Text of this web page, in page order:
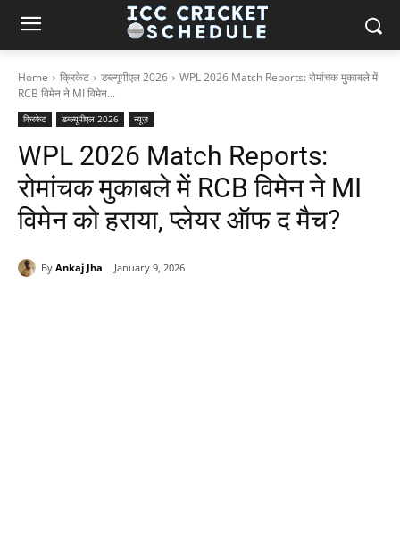
Home क्रिकेट डब्ल्यूपीएल 2026
WPL 2026 Match Reports: रोमांचक मुकाबले में
RCB विमेन ने MI विमेन...
क्रिकेट डब्ल्यूपीएल 2026 न्यूज़
WPL 2026 Match Reports:
रोमांचक मुकाबले में RCB विमेन ने MI
विमेन को हराया, प्लेयर ऑफ द मैच?
By Ankaj Jha January 9, 2026